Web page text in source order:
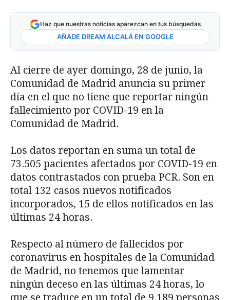
Haz que nuestras noticias aparezcan en tus búsquedas
AÑADE DREAM ALCALÁ EN GOOGLE
Al cierre de ayer domingo, 28 de junio, la
Comunidad de Madrid anuncia su primer
día en el que no tiene que reportar ningún
fallecimiento por COVID-19 en la
Comunidad de Madrid.
Los datos reportan en suma un total de
73.505 pacientes afectados por COVID-19 en
datos contrastados con prueba PCR. Son en
total 132 casos nuevos notificados
incorporados, 15 de ellos notificados en las
últimas 24 horas.
Respecto al número de fallecidos por
coronavirus en hospitales de la Comunidad
de Madrid, no tenemos que lamentar
ningún deceso en las últimas 24 horas, lo
que se traduce en un total de 9.189 personas